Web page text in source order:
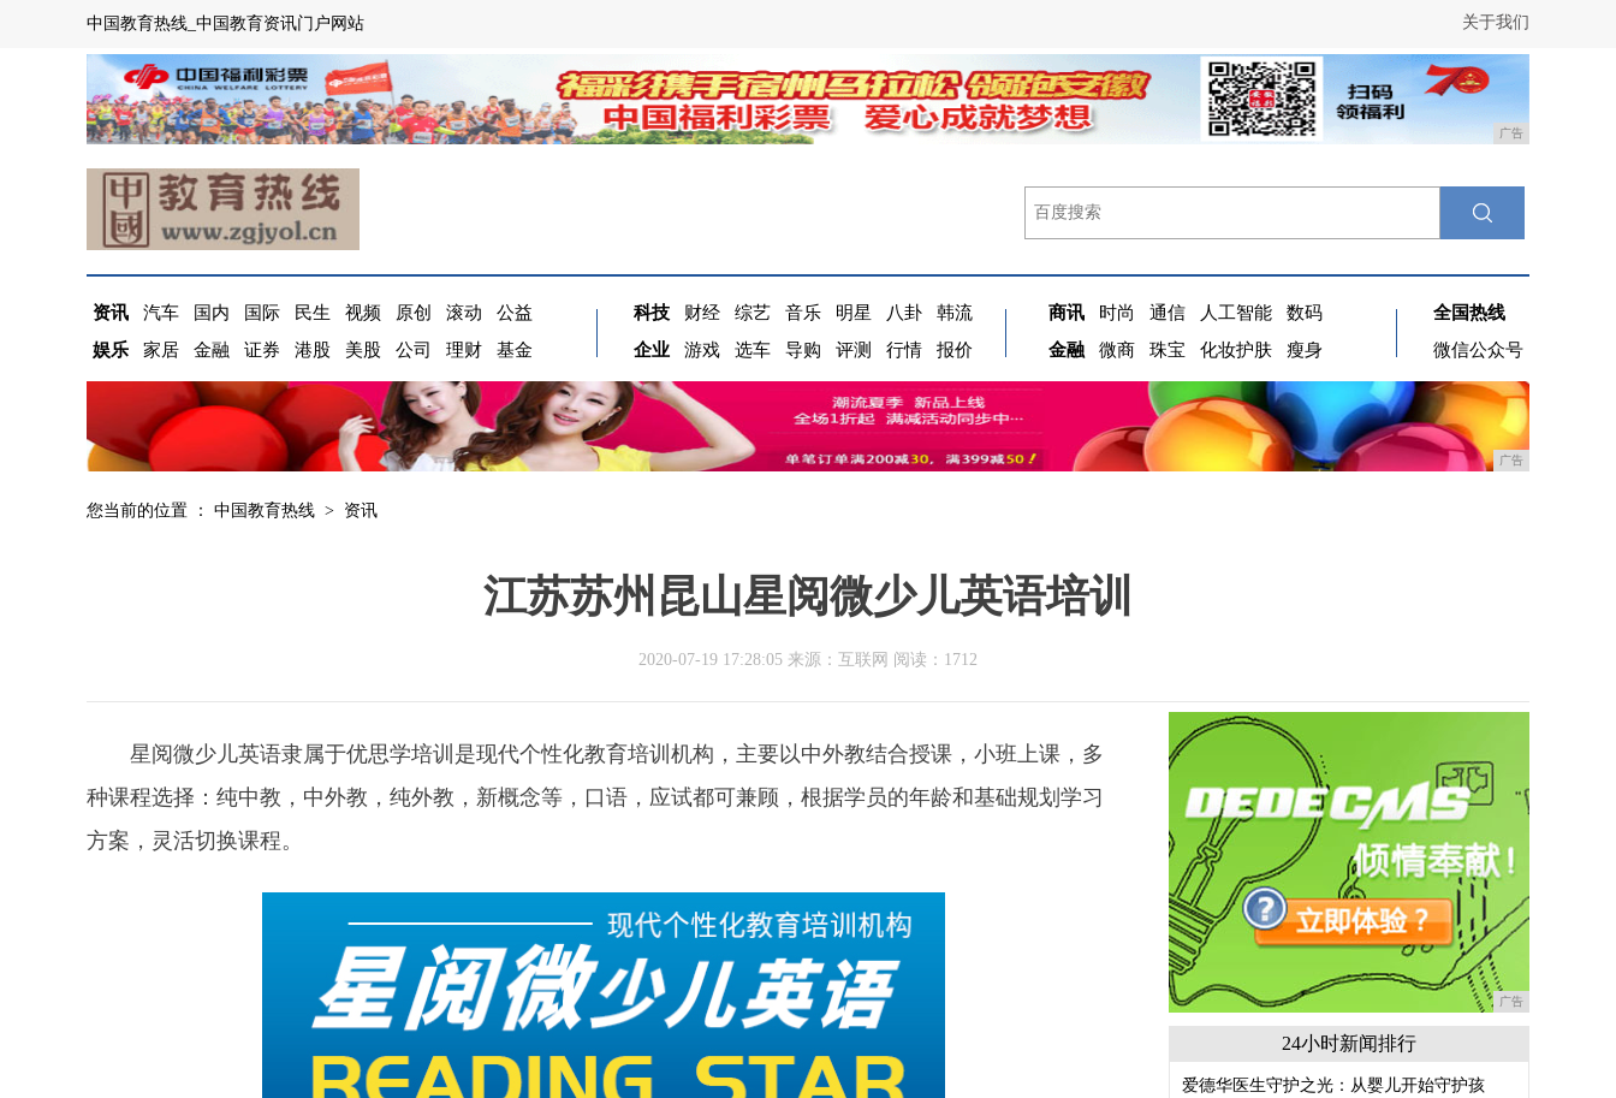
关于我们
中国教育热线_中国教育资讯门户网站
广告
资讯 汽车 国内 国际 民生 视频 原创 滚动
公益
娱乐
家居 金融 证券 港股 美股 公司 理财 基金
科技 财经 综艺 音乐 明星 八卦
韩流
企业
游戏 选车 导购 评测 行情 报价
商讯 时尚 通信 人工智能
数码
金融
微商 珠宝 化妆护肤 瘦身
全国热线
微信公众号
广告
您当前的位置 ： 中国教育热线 > 资讯
江苏苏州昆山星阅微少儿英语培训
2020-07-19 17:28:05 来源：互联网 阅读：1712
星阅微少儿英语隶属于优思学培训是现代个性化教育培训机构，主要以中外教结合授课，小班上课，多
种课程选择：纯中教，中外教，纯外教，新概念等，口语，应试都可兼顾，根据学员的年龄和基础规划学习
方案，灵活切换课程。
广告
24小时新闻排行
爱德华医生守护之光：从婴儿开始守护孩